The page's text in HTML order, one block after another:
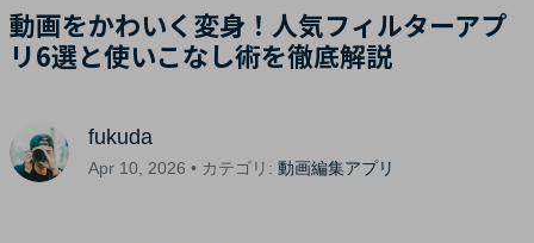
ユーティリティ
概要
ソリューション
企業情報
サポート
プラットフォーム
AI機能
AIヒント
活用法
Filmoraのユーザー層
動画をかわいく変身！人気フィルターアプ
リ6選と使いこなし術を徹底解説
fukuda
Apr 10, 2026 • カテゴリ: 動画編集アプリ